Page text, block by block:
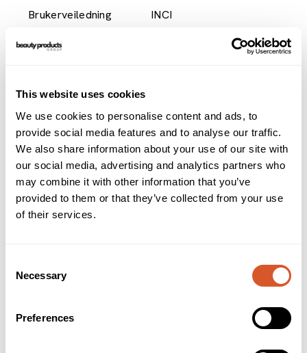
This website uses cookies
We use cookies to personalise content and ads, to
provide social media features and to analyse our traffic.
We also share information about your use of our site with
our social media, advertising and analytics partners who
may combine it with other information that you’ve
provided to them or that they’ve collected from your use
of their services.
Selection
Necessary
Preferences
Brukerveiledning INCI
Dobbelt lag av individuelle vipper. En raskere og enklere
tredobbel øyevipp, tredobbelt så raskt! Få din egen look
trengs for en enkel vippelook.
Alternativer